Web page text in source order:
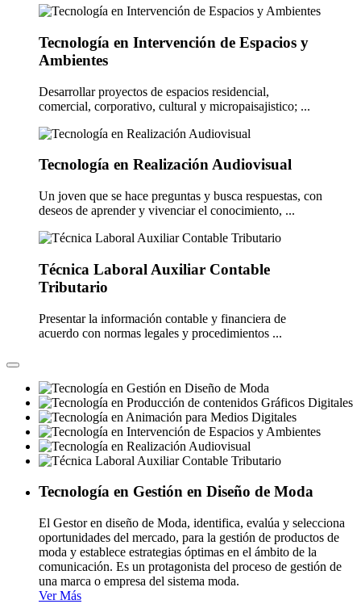
Tecnología en Intervención de Espacios y
Ambientes
Desarrollar proyectos de espacios residencial,
comercial, corporativo, cultural y micropaisajistico; ...
Tecnología en Realización Audiovisual
Un joven que se hace preguntas y busca respuestas, con
deseos de aprender y vivenciar el conocimiento, ...
Técnica Laboral Auxiliar Contable
Tributario
Presentar la información contable y financiera de
acuerdo con normas legales y procedimientos ...
Tecnología en Gestión en Diseño de Moda
El Gestor en diseño de Moda, identifica, evalúa y selecciona
oportunidades del mercado, para la gestión de productos de
moda y establece estrategias óptimas en el ámbito de la
comunicación. Es un protagonista del proceso de gestión de
una marca o empresa del sistema moda.
Ver Más